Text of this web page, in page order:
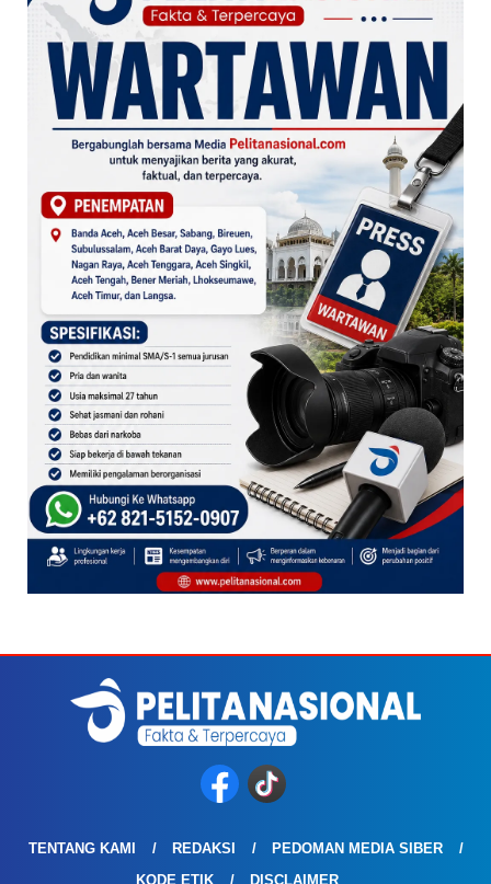
TENTANG KAMI REDAKSI
PEDOMAN MEDIA SIBER
KODE ETIK
DISCLAIMER